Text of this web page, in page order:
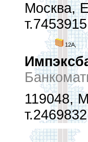
Москва,
12А,
119048,